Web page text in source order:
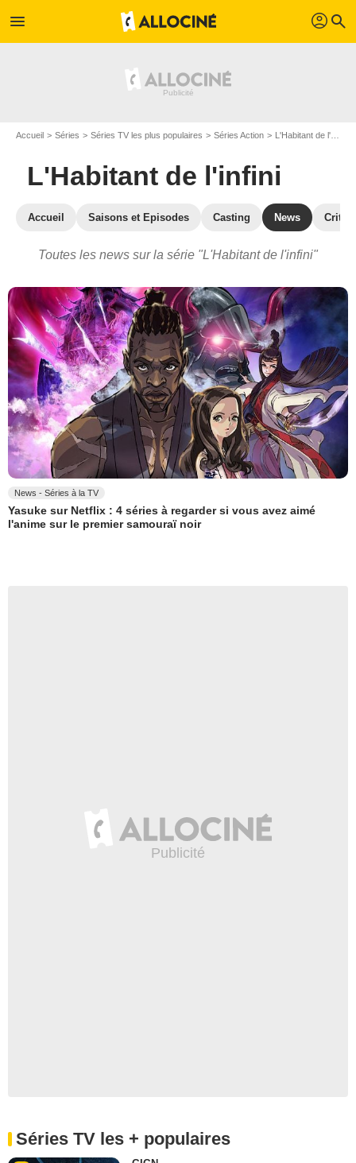
menu profil search
Accueil Séries Séries TV les plus populaires Séries Action L'Habitant de l'infini
L'Habitant de l'infini
Accueil Saisons et Episodes Casting News
Toutes les news sur la série "L'Habitant de l'infini"
News - Séries à la TV
Yasuke sur Netflix : 4 séries à regarder si vous avez aimé
l'anime sur le premier samouraï noir
Séries TV les + populaires